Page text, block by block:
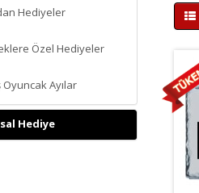
Hediyeler
Özel Hediyeler
Oyuncak Ayılar
Hediye